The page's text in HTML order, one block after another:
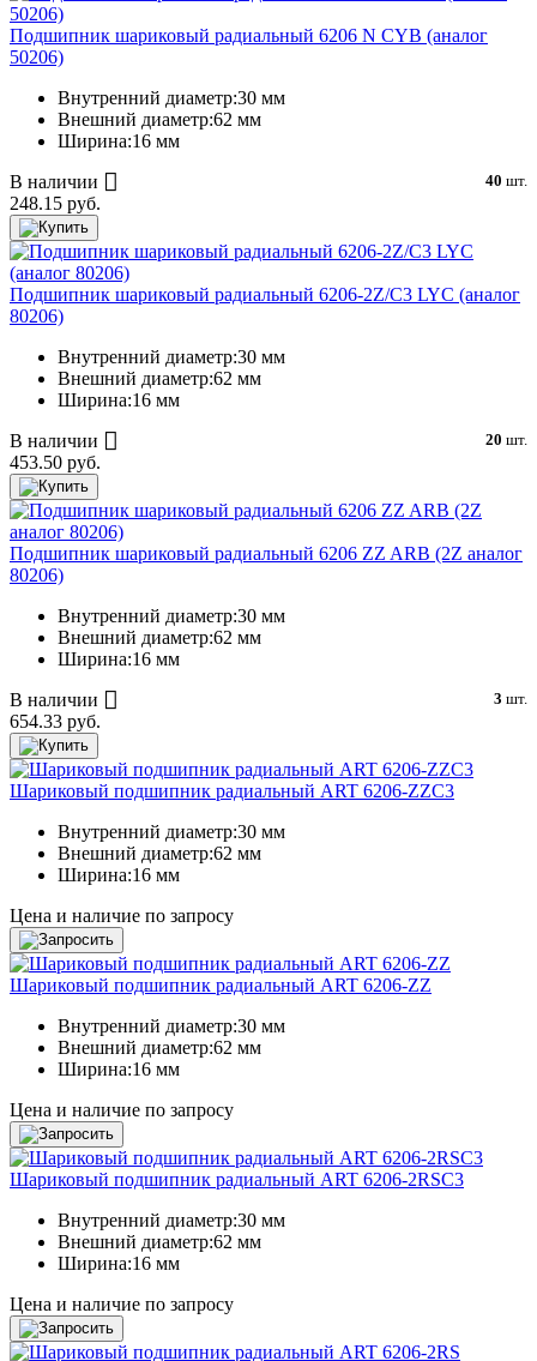
Подшипник шариковый радиальный 6206 N CYB (аналог
50206)
Внутренний диаметр:30 мм
Внешний диаметр:62 мм
Ширина:16 мм
В наличии
40 шт.
248.15 руб.
Подшипник шариковый радиальный 6206-2Z/C3 LYC (аналог
80206)
Внутренний диаметр:30 мм
Внешний диаметр:62 мм
Ширина:16 мм
В наличии
20 шт.
453.50 руб.
Подшипник шариковый радиальный 6206 ZZ ARB (2Z аналог
80206)
Внутренний диаметр:30 мм
Внешний диаметр:62 мм
Ширина:16 мм
В наличии
3 шт.
654.33 руб.
Шариковый подшипник радиальный ART 6206-ZZC3
Внутренний диаметр:30 мм
Внешний диаметр:62 мм
Ширина:16 мм
Цена и наличие по запросу
Шариковый подшипник радиальный ART 6206-ZZ
Внутренний диаметр:30 мм
Внешний диаметр:62 мм
Ширина:16 мм
Цена и наличие по запросу
Шариковый подшипник радиальный ART 6206-2RSC3
Внутренний диаметр:30 мм
Внешний диаметр:62 мм
Ширина:16 мм
Цена и наличие по запросу